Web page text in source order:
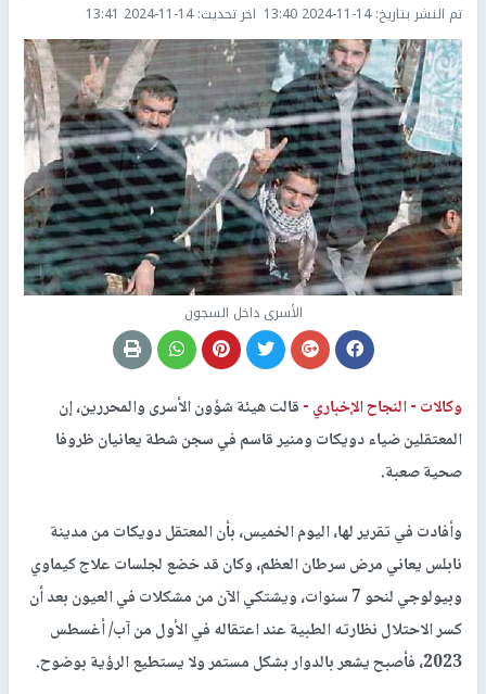
تم النشر بتاريخ:2024-11-14 13:40 اخر تحديث:2024-11-14 13:41
الأسرى داخل السجون
وكالات -النجاح الإخباري -قالت هيئة شؤون الأسرى والمحررين، إن
المعتقلين ضياء دويكات ومنير قاسم في سجن شطة يعانيان ظروفا
صحية صعبة.
وأفادت في تقرير لها، اليوم الخميس، بأن المعتقل دويكات من مدينة
نابلس يعاني مرض سرطان العظم، وكان قد خضع لجلسات علاج كيماوي
وبيولوجي لنحو 7 سنوات، ويشتكي الآن من مشكلات في العيون بعد أن
كسر الاحتلال نظارته الطبية عند اعتقاله في الأول من آب/ أغسطس
2023، فأصبح يشعر بالدوار بشكل مستمر ولا يستطيع الرؤية بوضوح.